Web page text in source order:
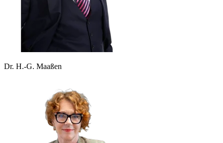
Dr. H.-G. Maaßen